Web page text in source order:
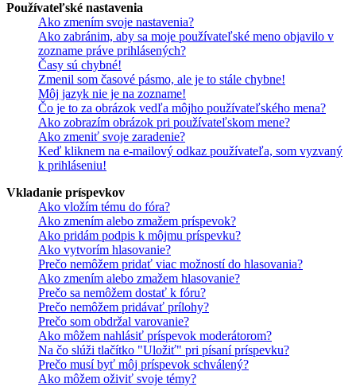
Používateľské nastavenia
Ako zmením svoje nastavenia?
Ako zabránim, aby sa moje používateľské meno objavilo v
zozname práve prihlásených?
Časy sú chybné!
Zmenil som časové pásmo, ale je to stále chybne!
Môj jazyk nie je na zozname!
Čo je to za obrázok vedľa môjho používateľského mena?
Ako zobrazím obrázok pri používateľskom mene?
Ako zmeniť svoje zaradenie?
Keď kliknem na e-mailový odkaz používateľa, som vyzvaný
k prihláseniu!
Vkladanie príspevkov
Ako vložím tému do fóra?
Ako zmením alebo zmažem príspevok?
Ako pridám podpis k môjmu príspevku?
Ako vytvorím hlasovanie?
Prečo nemôžem pridať viac možností do hlasovania?
Ako zmením alebo zmažem hlasovanie?
Prečo sa nemôžem dostať k fóru?
Prečo nemôžem pridávať prílohy?
Prečo som obdržal varovanie?
Ako môžem nahlásiť príspevok moderátorom?
Na čo slúži tlačítko "Uložiť" pri písaní príspevku?
Prečo musí byť môj príspevok schválený?
Ako môžem oživiť svoje témy?